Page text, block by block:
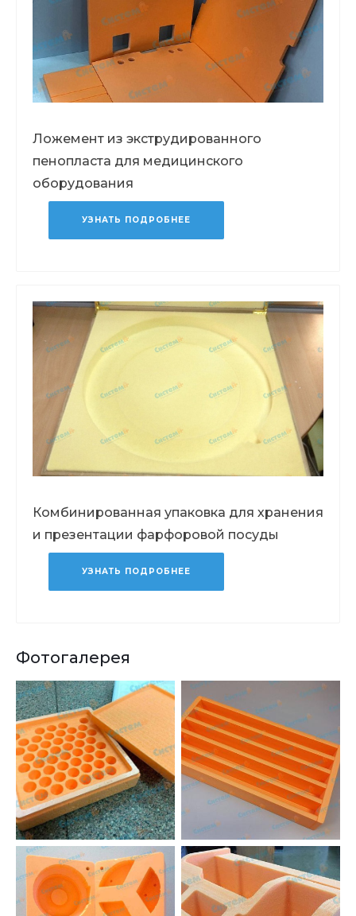
Ложемент из экструдированного
пенопласта для медицинского
оборудования
УЗНАТЬ ПОДРОБНЕЕ
Комбинированная упаковка для хранения
и презентации фарфоровой посуды
УЗНАТЬ ПОДРОБНЕЕ
Фотогалерея